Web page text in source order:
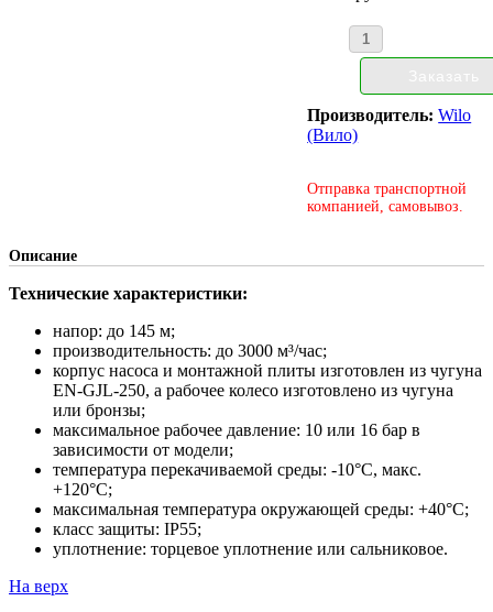
Производитель:Wilo
(Вило)
Отправка транспортной
компанией, самовывоз.
Описание
Технические характеристики:
напор: до 145 м;
производительность: до 3000 м³/час;
корпус насоса и монтажной плиты изготовлен из чугуна
EN-GJL-250, а рабочее колесо изготовлено из чугуна
или бронзы;
максимальное рабочее давление: 10 или 16 бар в
зависимости от модели;
температура перекачиваемой среды: -10°С, макс.
+120°С;
максимальная температура окружающей среды: +40°С;
класс защиты: IP55;
уплотнение: торцевое уплотнение или сальниковое.
На верх